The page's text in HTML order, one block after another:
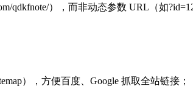
qdkfnote/），而非动态参数 URL（如
），方便百度、Google 抓取全站链接；